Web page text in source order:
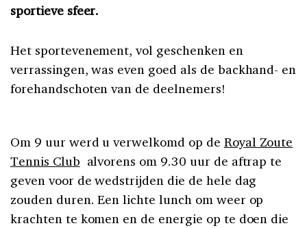
sportieve sfeer.
Het sportevenement, vol geschenken en
verrassingen, was even goed als de backhand- en
forehandschoten van de deelnemers!
Om 9 uur werd u verwelkomd op de Royal Zoute
Tennis Club alvorens om 9.30 uur de aftrap te
geven voor de wedstrijden die de hele dag
zouden duren. Een lichte lunch om weer op
krachten te komen en de energie op te doen die